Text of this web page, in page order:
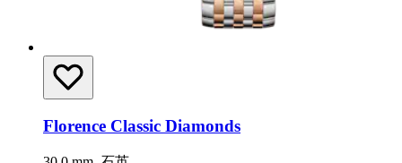
Florence Classic Diamonds